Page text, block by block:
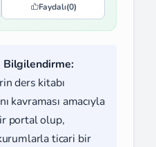
Faydalı(0)
Bilgilendirme:
ders kitabı
kavraması amacıyla
portal olup,
ticari bir